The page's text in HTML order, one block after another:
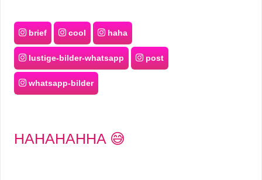
brief cool haha
lustige-bilder-whatsapp post
whatsapp-bilder
HAHAHAHHA 😅